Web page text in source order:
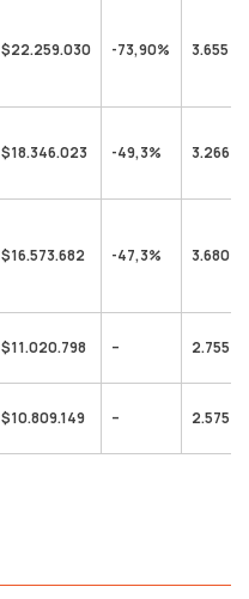
$22.259.030 -73,90% 3.655
$18.346.023 -49,3% 3.266
$16.573.682 -47,3% 3.680
$11.020.798 – 2.755
$10.809.149 – 2.575